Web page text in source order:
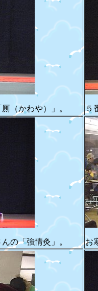
（かわや）」。 ５
の「強情灸」。 お